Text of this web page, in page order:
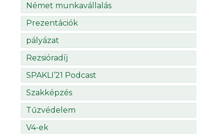
Német munkavállalás
Prezentációk
pályázat
Rezsióradíj
SPAKLI’21 Podcast
Szakképzés
Tűzvédelem
V4-ek